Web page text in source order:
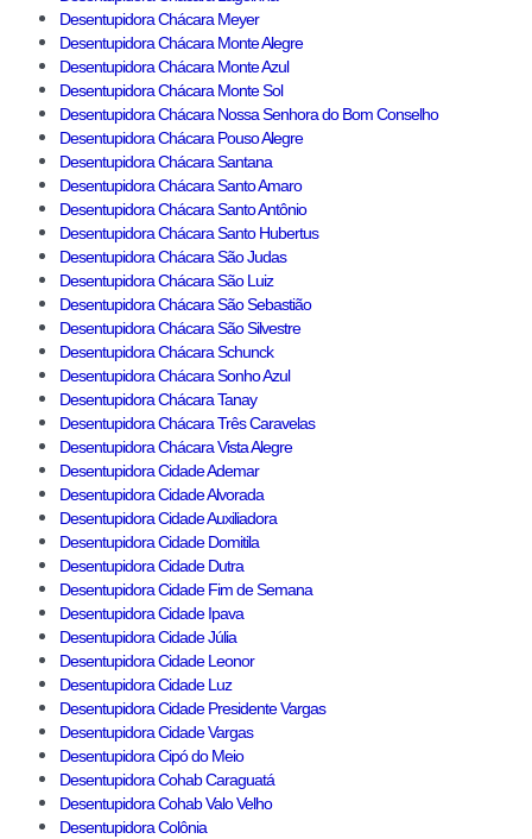
Desentupidora Chácara Meyer
Desentupidora Chácara Monte Alegre
Desentupidora Chácara Monte Azul
Desentupidora Chácara Monte Sol
Desentupidora Chácara Nossa Senhora do Bom Conselho
Desentupidora Chácara Pouso Alegre
Desentupidora Chácara Santana
Desentupidora Chácara Santo Amaro
Desentupidora Chácara Santo Antônio
Desentupidora Chácara Santo Hubertus
Desentupidora Chácara São Judas
Desentupidora Chácara São Luiz
Desentupidora Chácara São Sebastião
Desentupidora Chácara São Silvestre
Desentupidora Chácara Schunck
Desentupidora Chácara Sonho Azul
Desentupidora Chácara Tanay
Desentupidora Chácara Três Caravelas
Desentupidora Chácara Vista Alegre
Desentupidora Cidade Ademar
Desentupidora Cidade Alvorada
Desentupidora Cidade Auxiliadora
Desentupidora Cidade Domitila
Desentupidora Cidade Dutra
Desentupidora Cidade Fim de Semana
Desentupidora Cidade Ipava
Desentupidora Cidade Júlia
Desentupidora Cidade Leonor
Desentupidora Cidade Luz
Desentupidora Cidade Presidente Vargas
Desentupidora Cidade Vargas
Desentupidora Cipó do Meio
Desentupidora Cohab Caraguatá
Desentupidora Cohab Valo Velho
Desentupidora Colônia